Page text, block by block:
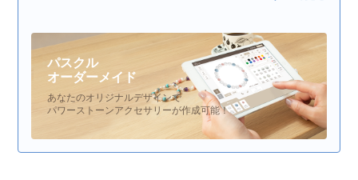
パスクル
オーダーメイド
あなたのオリジナルデザインで
パワーストーンアクセサリーが作成可能！